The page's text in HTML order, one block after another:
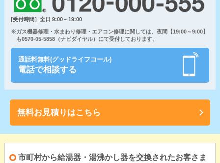
[受付時間］全日 9:00～19:00
※ガス機器修理・水まわり修理・エアコン修理に関しては、夜間【19:00～9:00】
も0570-05-5858（ナビダイヤル）にて受付しております。
通話料無料(グッドライフコール)
電話で相談する
無料お見積りはこちら
市町村から給湯器・湯沸かし器を交換されたお客さま